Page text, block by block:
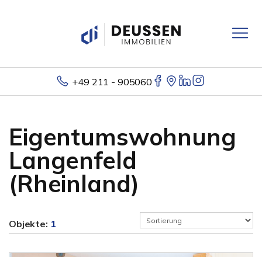
+49 211 - 905060
Eigentumswohnung
Langenfeld
(Rheinland)
Objekte: 1